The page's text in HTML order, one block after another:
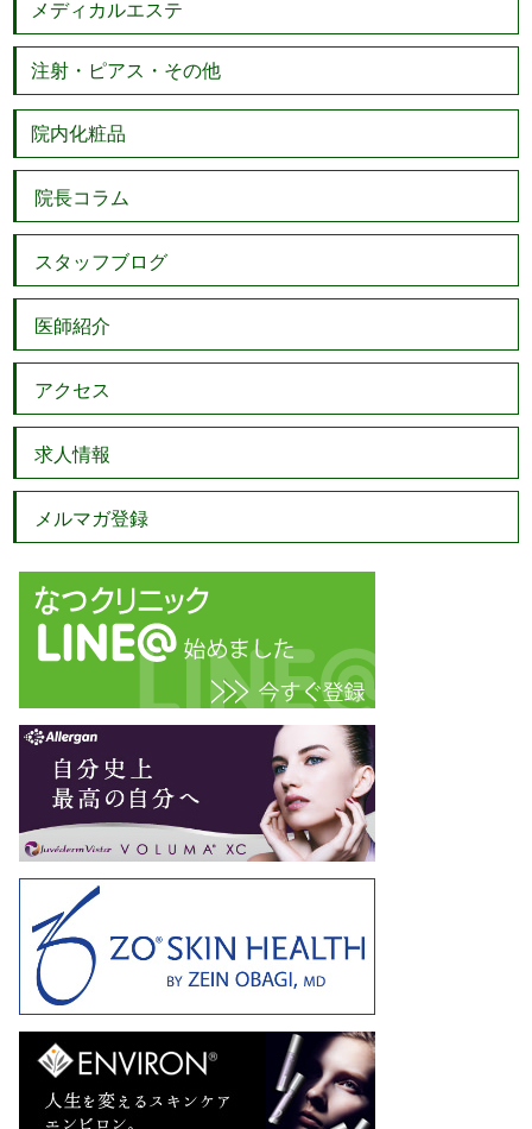
メディカルエステ
注射・ピアス・その他
院内化粧品
院長コラム
スタッフブログ
医師紹介
アクセス
求人情報
メルマガ登録